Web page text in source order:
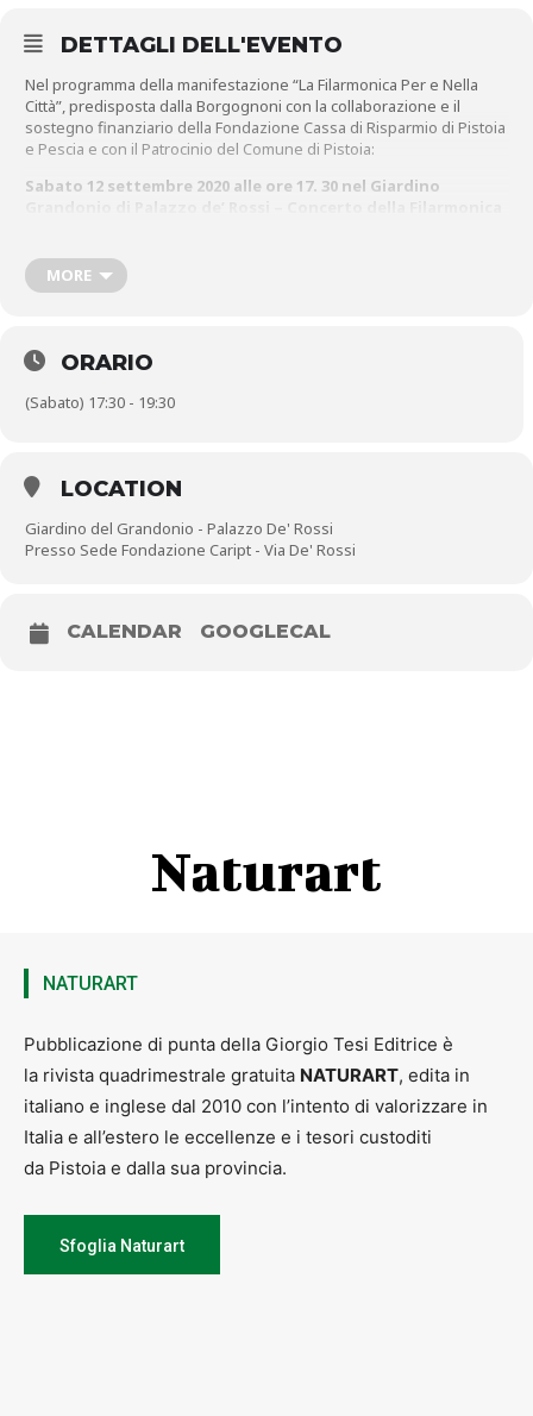
DETTAGLI DELL'EVENTO
Nel programma della manifestazione “La Filarmonica Per e Nella
Città”, predisposta dalla Borgognoni con la collaborazione e il
sostegno finanziario della Fondazione Cassa di Risparmio di Pistoia
e Pescia e con il Patrocinio del Comune di Pistoia:
Sabato 12 settembre 2020 alle ore 17. 30 nel Giardino
Saranno eseguite musiche di James Horner, Roger Waters, Freddie
Mercury, John Williams, Leonard Cohen.
Obbligatoria la mascherina.
MORE
ORARIO
(Sabato) 17:30 - 19:30
LOCATION
Giardino del Grandonio - Palazzo De' Rossi
Presso Sede Fondazione Caript - Via De' Rossi
CALENDAR GOOGLECAL
Naturart
NATURART
Pubblicazione di punta della Giorgio Tesi Editrice è
la rivista quadrimestrale gratuita NATURART, edita in
italiano e inglese dal 2010 con l’intento di valorizzare in
Italia e all’estero le eccellenze e i tesori custoditi
da Pistoia e dalla sua provincia.
Sfoglia Naturart